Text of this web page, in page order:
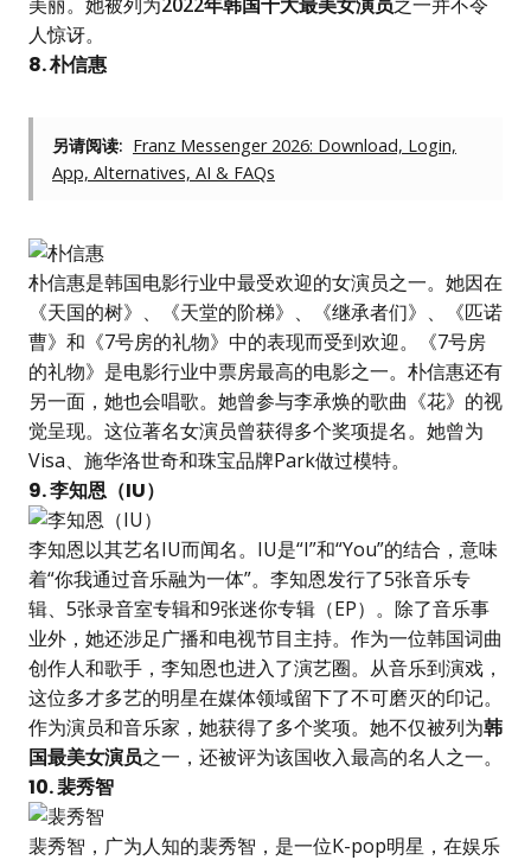
人惊讶。
8. 朴信惠
另请阅读: Franz Messenger 2026: Download, Login,
App, Alternatives, AI & FAQs
朴信惠是韩国电影行业中最受欢迎的女演员之一。她因在
《天国的树》、《天堂的阶梯》、《继承者们》、《匹诺
曹》和《7号房的礼物》中的表现而受到欢迎。《7号房
的礼物》是电影行业中票房最高的电影之一。朴信惠还有
另一面，她也会唱歌。她曾参与李承焕的歌曲《花》的视
觉呈现。这位著名女演员曾获得多个奖项提名。她曾为
Visa、施华洛世奇和珠宝品牌Park做过模特。
9. 李知恩（IU）
李知恩以其艺名IU而闻名。IU是“I”和“You”的结合，意味
着“你我通过音乐融为一体”。李知恩发行了5张音乐专
辑、5张录音室专辑和9张迷你专辑（EP）。除了音乐事
业外，她还涉足广播和电视节目主持。作为一位韩国词曲
创作人和歌手，李知恩也进入了演艺圈。从音乐到演戏，
这位多才多艺的明星在媒体领域留下了不可磨灭的印记。
作为演员和音乐家，她获得了多个奖项。她不仅被列为韩
国最美女演员之一，还被评为该国收入最高的名人之一。
10. 裴秀智
裴秀智，广为人知的裴秀智，是一位K-pop明星，在娱乐